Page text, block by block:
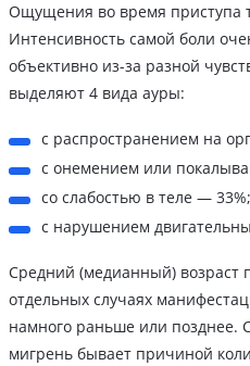
Ощущения во время приступа
Интенсивность самой боли
объективно из-за разной
выделяют 4 вида ауры:
с распространением на
с онемением или
со слабостью в теле — 33%;
с нарушением
Средний (медианный) возраст
отдельных случаях
намного раньше или позднее.
мигрень бывает причиной